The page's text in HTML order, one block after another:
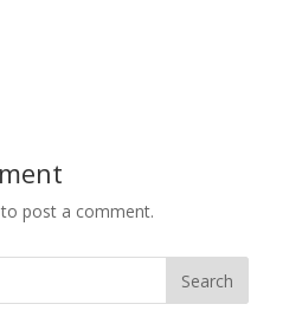
to post a comment.